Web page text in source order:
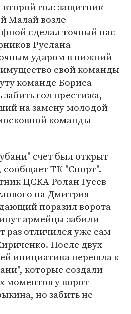
гол: защитник
Малай возле
сделал точный пас
Руслана
ударом в нижний
свой команды
команде Бориса
забить гол престижа,
на замену молодой
команды
счет был открыт
ТК "Спорт".
ЦСКА Ролан Гусев
на Дмитрия
поразил ворота
армейцы забили
раз отличился уже сам
После двух
инициатива перешла к
которые создали
моментов у ворот
но забить не